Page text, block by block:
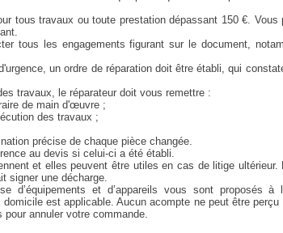
tous travaux ou toute prestation dépassant 150 €. Vous
tous les engagements figurant sur le document,
un ordre de réparation doit être établi, qui
travaux, le réparateur doit vous remettre :
de main d'œuvre ;
des travaux ;
précise de chaque pièce changée.
au devis si celui-ci a été établi.
et elles peuvent être utiles en cas de litige ultérieur.
signer une décharge.
d’équipements et d’appareils vous sont proposés à
est applicable. Aucun acompte ne peut être perçu
annuler votre commande.